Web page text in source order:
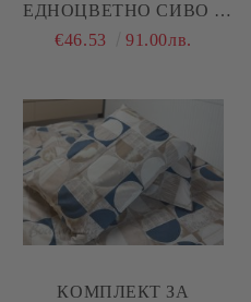
ЕДНОЦВЕТНО СИВО –
100% НАТУРАЛЕН
€46.53 91.00лв.
КОМПЛЕКТ ЗА